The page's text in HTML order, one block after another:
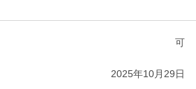
可
2025年10月29日